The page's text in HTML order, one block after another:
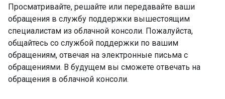
Просматривайте, решайте или передавайте ваши
обращения в службу поддержки вышестоящим
специалистам из облачной консоли. Пожалуйста,
общайтесь со службой поддержки по вашим
обращениям, отвечая на электронные письма с
обращениями. В будущем вы сможете отвечать на
обращения в облачной консоли.